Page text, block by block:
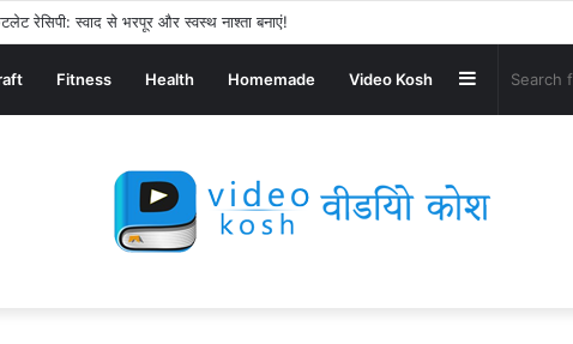
रेसिपी: स्वाद से भरपूर और स्वस्थ नाश्ता बनाएं!
Fitness Health Homemade Video Kosh Sidebar